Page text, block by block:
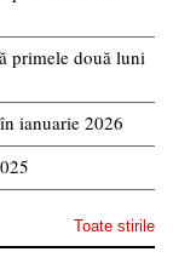
primele două luni
ianuarie 2026
Toate stirile